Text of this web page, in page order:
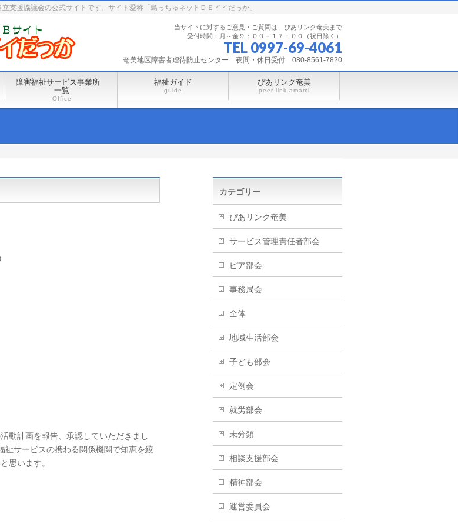
支援協議会の公式サイトです。サイト愛称「島っちゅネットＤＥイイだっか」
当サイトに対するご意見・ご質問は、ぴあリンク奄美まで
受付時間：月～金９：００－１７：００（祝日除く）
TEL 0997-69-4061
奄美地区障害者虐待防止センター 夜間・休日受付 080-8561-7820
障害福祉サービス事業所
一覧
Office
福祉ガイド
guide
ぴあリンク奄美
peer link amami
動計画を報告、承認していただきまし
祉サービスの携わる関係機関で知恵を絞
思います。
カテゴリー
ぴあリンク奄美
サービス管理責任者部会
ピア部会
事務局会
全体
地域生活部会
子ども部会
定例会
就労部会
未分類
相談支援部会
精神部会
運営委員会